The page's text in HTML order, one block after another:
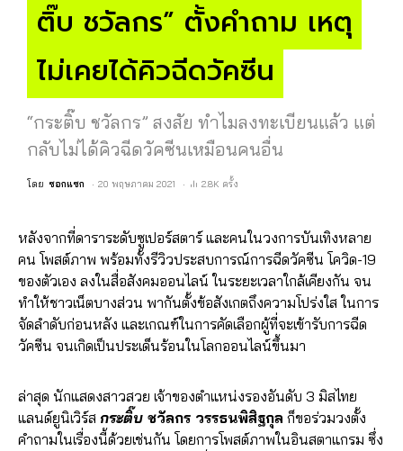
ติ๊บ ชวัลกร” ตั้งคำถาม เหตุ
ไม่เคยได้คิวฉีดวัคซีน
“กระติ๊บ ชวัลกร” สงสัย ทำไมลงทะเบียนแล้ว แต่
กลับไม่ได้คิวฉีดวัคซีนเหมือนคนอื่น
โดย ซอกแซก 20 พฤษภาคม 2021 2.8K ครั้ง
หลังจากที่ดาราระดับซูเปอร์สตาร์ และคนในวงการบันเทิงหลาย
คน โพสต์ภาพ พร้อมทั้งรีวิวประสบการณ์การฉีดวัคซีน โควิด-19
ของตัวเอง ลงในสื่อสังคมออนไลน์ ในระยะเวลาใกล้เคียงกัน จน
ทำให้ชาวเน็ตบางส่วน พากันตั้งข้อสังเกตถึงความโปร่งใส ในการ
จัดลำดับก่อนหลัง และเกณฑ์ในการคัดเลือกผู้ที่จะเข้ารับการฉีด
วัคซีน จนเกิดเป็นประเด็นร้อนในโลกออนไลน์ขึ้นมา
ล่าสุด นักแสดงสาวสวย เจ้าของตำแหน่งรองอันดับ 3 มิสไทย
แลนด์ยูนิเวิร์ส กระติ๊บ ชวัลกร วรรธนพิสิฐกุล ก็ขอร่วมวงตั้ง
คำถามในเรื่องนี้ด้วยเช่นกัน โดยการโพสต์ภาพในอินสตาแกรม ซึ่ง